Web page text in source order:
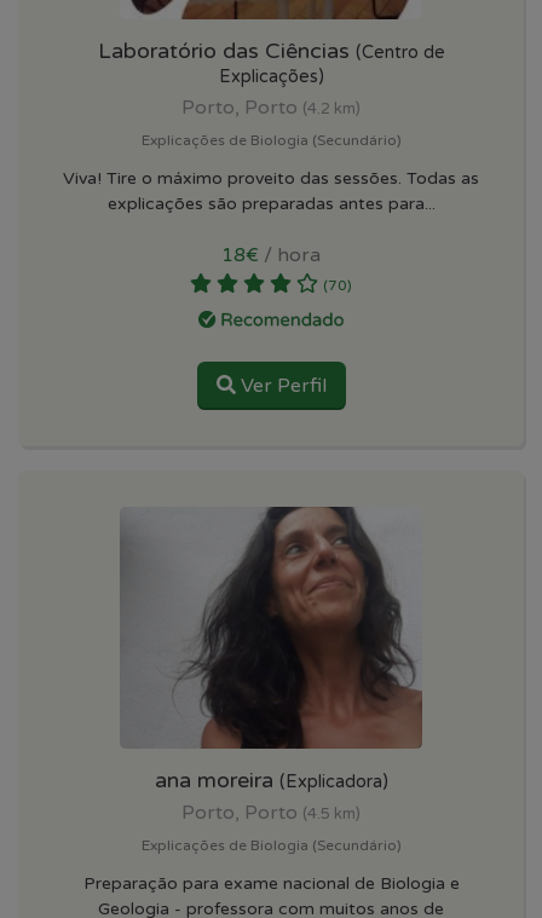
Laboratório das Ciências (Centro de
Explicações)
Porto, Porto (4.2 km)
Explicações de Biologia (Secundário)
Viva! Tire o máximo proveito das sessões. Todas as
explicações são preparadas antes para...
18€ / hora
(70)
Ver Perfil
ana moreira (Explicadora)
Porto, Porto (4.5 km)
Explicações de Biologia (Secundário)
Preparação para exame nacional de Biologia e
Geologia - professora com muitos anos de